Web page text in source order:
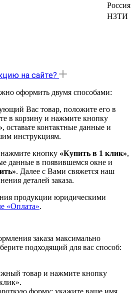
Россия
НЗТИ
на сайте?
оформить двумя способами:
Вас товар, положите его в
в корзину и нажмите кнопку
, оставьте контактные данные и
инструкциям.
нажмите кнопку «Купить в 1 клик»,
данные в появившемся окне и
. Далее с Вами свяжется наш
деталей заказа.
продукции юридическими
«Оплата».
заказа максимально
подходящий для вас способ:
товар и нажмите кнопку
форму: укажите ваше имя,